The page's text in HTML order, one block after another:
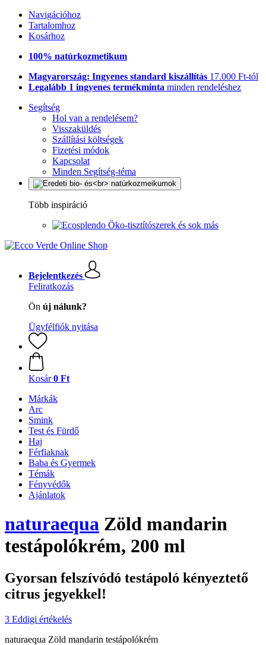
Navigációhoz
Tartalomhoz
Kosárhoz
100% natúrkozmetikum
Magyarország: Ingyenes standard kiszállítás 17.000 Ft-tól
Legalább 1 ingyenes termékminta minden rendeléshez
Segítség
Hol van a rendelésem?
Visszaküldés
Szállítási költségek
Fizetési módok
Kapcsolat
Minden Segítség-téma
Több inspiráció
Öko-tisztítószerek és sok más
Bejelentkezés
Feliratkozás
Ön új nálunk?
Ügyfélfiók nyitása
Kosár 0 Ft
Márkák
Arc
Smink
Test és Fürdő
Haj
Férfiaknak
Baba és Gyermek
Témák
Fényvédők
Ajánlatok
naturaequa Zöld mandarin
testápolókrém, 200 ml
Gyorsan felszívódó testápoló kényeztető
citrus jegyekkel!
3 Eddigi értékelés
naturaequa Zöld mandarin testápolókrém